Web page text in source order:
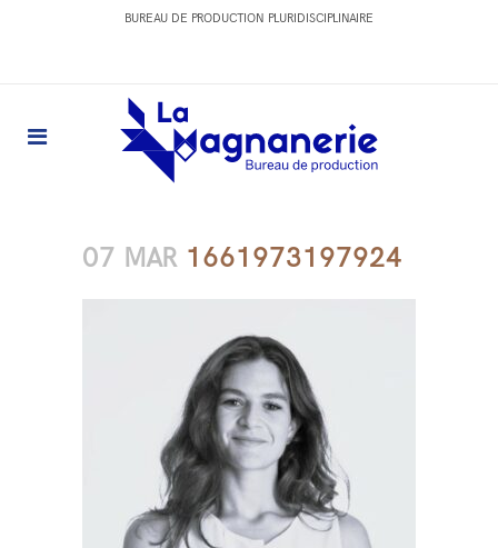
BUREAU DE PRODUCTION PLURIDISCIPLINAIRE
07 MAR 1661973197924